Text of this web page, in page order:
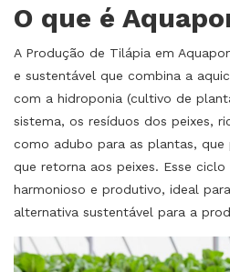
O que é
A Produção de Tilápia em
e sustentável que combina a
com a hidroponia (cultivo de
sistema, os resíduos dos peixes,
como adubo para as plantas,
que retorna aos peixes. Esse
harmonioso e produtivo, ideal
alternativa sustentável para a